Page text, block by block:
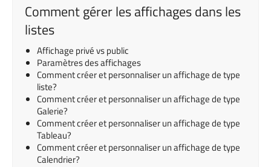
Comment gérer les affichages dans les
listes
Affichage privé vs public
Paramètres des affichages
Comment créer et personnaliser un affichage de type
liste?
Comment créer et personnaliser un affichage de type
Galerie?
Comment créer et personnaliser un affichage de type
Tableau?
Comment créer et personnaliser un affichage de type
Calendrier?